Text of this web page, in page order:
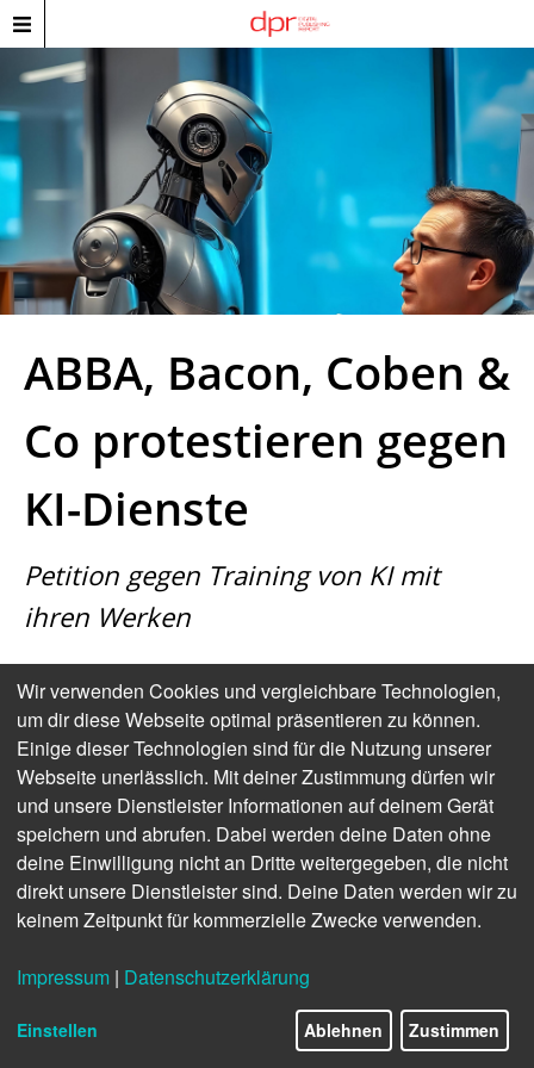
ABBA, Bacon, Coben &
Co protestieren gegen
KI-Dienste
Petition gegen Training von KI mit
ihren Werken
Prominente Autor:innen, Verlage und Musiker haben
sich einer Protestbewegung angeschlossen, um
gegen die unlizenzierte Nutzung ihrer Werke durch
Künstliche Intelligenz (KI) zu protestieren. In einem am
Dienstag veröffentlichtenoffenen Brief(der de facto
nur aus einem Statement besteht) kritisieren
Tausende von Künstlern und Unternehmen sowie
Verbänden den Einsatz von KI, die auf Grundlage
menschlicher Werke trainiert wird. Zu den
Unterzeichnern zählen Björn Ulvaeus (ABBA), Robert
prominente Autoren wie Kazuo Ishiguro, Val
McDermid, Harlan Coben sowie Schauspieler wie
Julianne Moore und Kevin Bacon.
Wir verwenden Cookies und vergleichbare Technologien,
um dir diese Webseite optimal präsentieren zu können.
Einige dieser Technologien sind für die Nutzung unserer
Webseite unerlässlich. Mit deiner Zustimmung dürfen wir
und unsere Dienstleister Informationen auf deinem Gerät
speichern und abrufen. Dabei werden deine Daten ohne
deine Einwilligung nicht an Dritte weitergegeben, die nicht
direkt unsere Dienstleister sind. Deine Daten werden wir zu
keinem Zeitpunkt für kommerzielle Zwecke verwenden.
Impressum | Datenschutzerklärung
Einstellen Ablehnen Zustimmen